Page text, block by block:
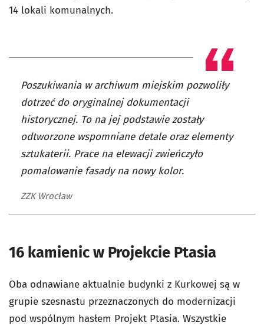
14 lokali komunalnych.
Poszukiwania w archiwum miejskim pozwoliły
dotrzeć do oryginalnej dokumentacji
historycznej. To na jej podstawie zostały
odtworzone wspomniane detale oraz elementy
sztukaterii. Prace na elewacji zwieńczyło
pomalowanie fasady na nowy kolor.
ZZK Wrocław
16 kamienic w Projekcie Ptasia
Oba odnawiane aktualnie budynki z Kurkowej są w
grupie szesnastu przeznaczonych do modernizacji
pod wspólnym hasłem Projekt Ptasia. Wszystkie